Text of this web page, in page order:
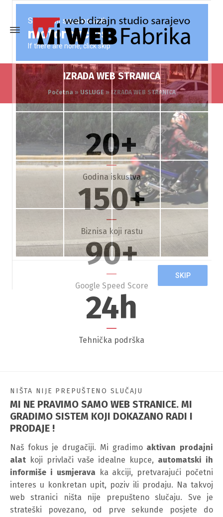
IZRADA WEB STRANICA
Početna » USLUGE » IZRADA WEB STRANICA
20+
Godina iskustva
150+
Biznisa koji rastu
90+
Google Speed Score
24h
Tehnička podrška
NIŠTA NIJE PREPUŠTENO SLUČAJU
MI NE PRAVIMO SAMO WEB STRANICE. MI
GRADIMO SISTEM KOJI DOKAZANO RADI I
PRODAJE !
Naš fokus je drugačiji. Mi gradimo aktivan prodajni
alat koji privlači vaše idealne kupce, automatski ih
informiše i usmjerava ka akciji, pretvarajući početni
interes u konkretan upit, poziv ili prodaju. Na takvoj
web stranici ništa nije prepušteno slučaju. Sve je
strateški povezano, od prve sekunde posjete do